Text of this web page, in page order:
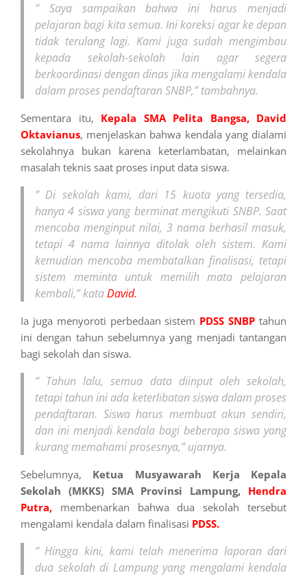
” Saya sampaikan bahwa ini harus menjadi
pelajaran bagi kita semua. Ini koreksi agar ke depan
tidak terulang lagi. Kami juga sudah mengimbau
kepada sekolah-sekolah lain agar segera
berkoordinasi dengan dinas jika mengalami kendala
dalam proses pendaftaran SNBP,” tambahnya.
Sementara itu, Kepala SMA Pelita Bangsa, David
Oktavianus, menjelaskan bahwa kendala yang dialami
sekolahnya bukan karena keterlambatan, melainkan
masalah teknis saat proses input data siswa.
” Di sekolah kami, dari 15 kuota yang tersedia,
hanya 4 siswa yang berminat mengikuti SNBP. Saat
mencoba menginput nilai, 3 nama berhasil masuk,
tetapi 4 nama lainnya ditolak oleh sistem. Kami
kemudian mencoba membatalkan finalisasi, tetapi
sistem meminta untuk memilih mata pelajaran
kembali,” kataDavid.
Ia juga menyoroti perbedaan sistem PDSS SNBP tahun
ini dengan tahun sebelumnya yang menjadi tantangan
bagi sekolah dan siswa.
” Tahun lalu, semua data diinput oleh sekolah,
tetapi tahun ini ada keterlibatan siswa dalam proses
pendaftaran. Siswa harus membuat akun sendiri,
dan ini menjadi kendala bagi beberapa siswa yang
kurang memahami prosesnya,” ujarnya.
Sebelumnya, Ketua Musyawarah Kerja Kepala
Sekolah (MKKS) SMA Provinsi Lampung, Hendra
Putra, membenarkan bahwa dua sekolah tersebut
mengalami kendala dalam finalisasi PDSS.
” Hingga kini, kami telah menerima laporan dari
dua sekolah di Lampung yang mengalami kendala